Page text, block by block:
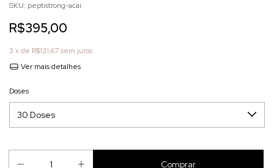
SKU: peptistrong-acai
R$395,00
3 x de R$131,67sem juros
Ver mais detalhes
Doses